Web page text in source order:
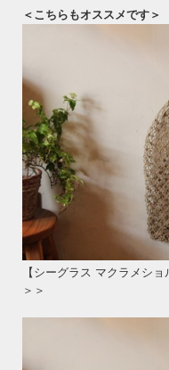
＜こちらもオススメです＞
【シーグラス マクラメシ
＞＞